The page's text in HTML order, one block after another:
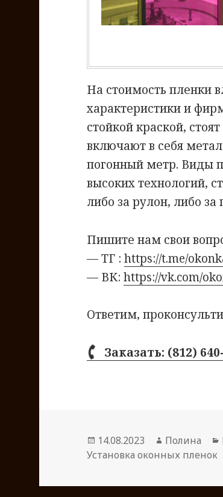
На стоимость пленки
характеристики и
стойкой краской,
включают в себя
погонный метр. Виды
высоких технологий,
либо за рулон, либо
Пишите нам свои
— ТГ :https://t.me/
— ВК:https://vk.com/
Ответим,
Заказать: (812)
Опубликовано
14.08.2023 Автор
Полина
Установка оконных пленок